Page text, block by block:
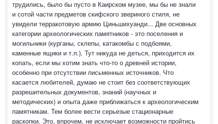
трудились, было бы пусто в Каирском музее, мы бы не знали
и сотой части предметов скифского звериного стиля, не
увидели терракотовую армию Циньшихуанди... Две основных
категории археологических памятников - это поселения и
могильники (курганы, склепы, катакомбы с подбоями,
каменные ящики и т.п.). Тут никуда не деться, приходится их
копать, если мы хотим знать что-то о древней истории,
особенно при отсутствии письменных источников. Что
касается любителей, думаю не стоит без соответствующих
разрешительных документов, знаний (научных и
методических) и опыта даже приближаться к археологическим
памятникам. Тем более вести серьезые стационарные
раскопки. Это, впрочем, не исключает возможности пройтись